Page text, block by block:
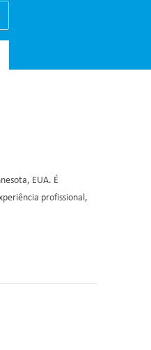
EUA. É
profissional,